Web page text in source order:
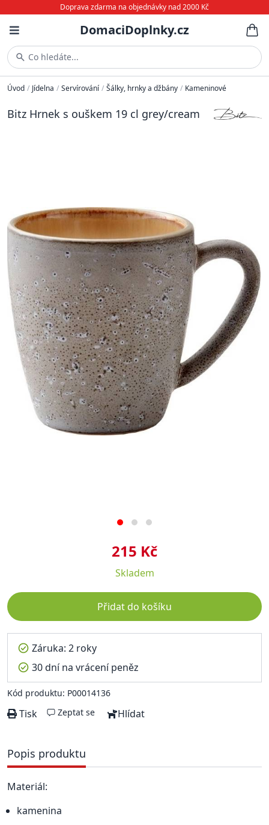
Doprava zdarma na objednávky nad 2000 Kč
DomaciDoplnky.cz
Co hledáte...
Úvod / Jídelna / Servírování / Šálky, hrnky a džbány / Kameninové
Bitz Hrnek s ouškem 19 cl grey/cream
215 Kč
Skladem
Přidat do košíku
Záruka: 2 roky
30 dní na vrácení peněz
Kód produktu: P00014136
Tisk Zeptat se Hlídat
Popis produktu
Materiál:
kamenina